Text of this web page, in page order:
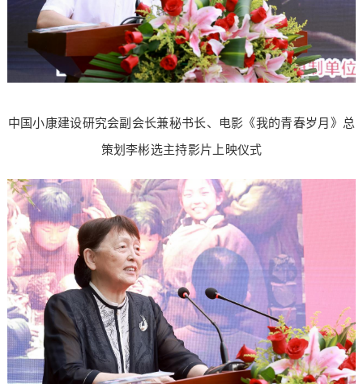
中国小康建设研究会副会长兼秘书长、电影《我的青春岁月》总
策划李彬选主持影片上映仪式